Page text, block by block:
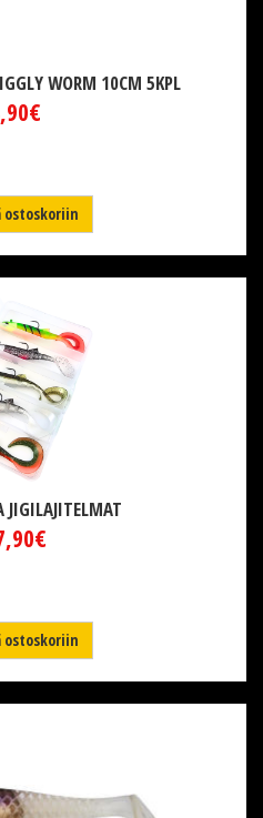
WORM 10CM 5KPL
ostoskoriin
JIGILAJITELMAT
ostoskoriin